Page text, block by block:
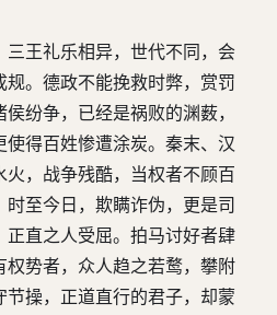
王礼乐相异，世代不同，会
。德政不能挽救时弊，赏罚
纷争，已经是祸败的渊薮，
得百姓惨遭涂炭。秦末、汉
，战争残酷，当权者不顾百
至今日，欺瞒诈伪，更是司
正直之人受屈。拍马讨好者肆
权势者，众人趋之若鹜，攀附
操，正道直行的君子，却蒙